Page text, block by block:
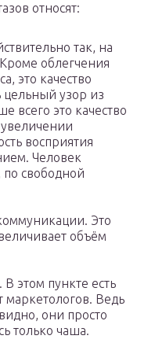
относят:
так, на
облегчения
это качество
цельный узор из
всего это качество
восприятия
Человек
свободной
Это
объём
этом пункте есть
маркетологов. Ведь
они просто
только чаша.